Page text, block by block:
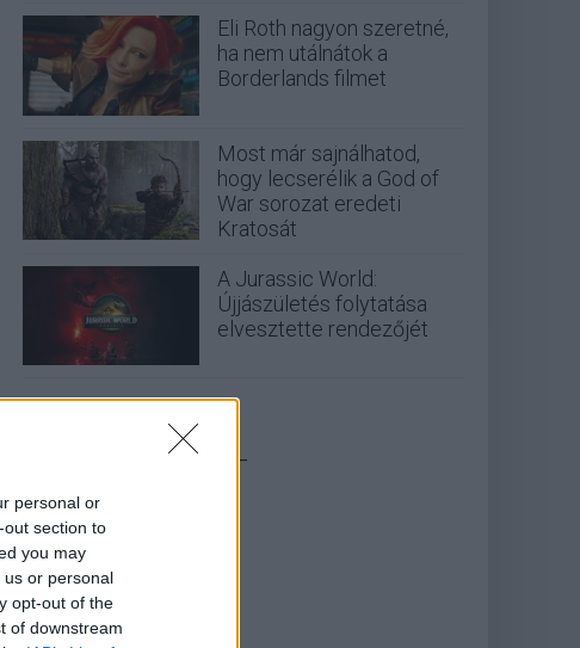
personal or
section to
you may
or personal
opt-out of the
of downstream
Eli Roth nagyon szeretné,
ha nem utálnátok a
Borderlands filmet
Most már sajnálhatod,
hogy lecserélik a God of
War sorozat eredeti
Kratosát
A Jurassic World:
Újjászületés folytatása
elvesztette rendezőjét